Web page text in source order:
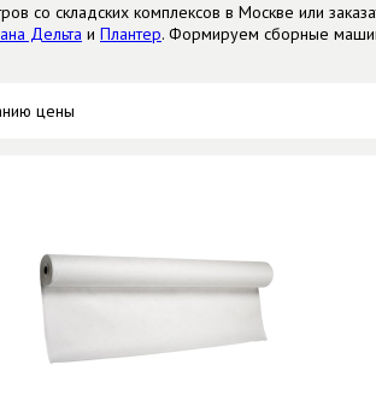
со складских комплексов в Москве или
Дельта и Плантер. Формируем сборные
цены